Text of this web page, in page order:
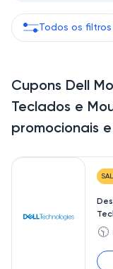
Todos os filtros
Cupons Dell
Teclados e
promocionais
🕥